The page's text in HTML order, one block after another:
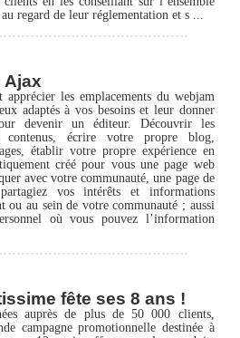
regard de leur réglementation et s ...
Ajax
les emplacements du webjam
adaptés à vos besoins et leur donner
devenir un éditeur. Découvrir les
contenus, écrire votre propre blog,
établir votre propre expérience en
créé pour vous une page web
avec votre communauté, une page de
vos intérêts et informations
ou au sein de votre communauté ; aussi
où vous pouvez l’information
fête ses 8 ans !
auprès de plus de 50 000 clients,
campagne promotionnelle destinée à